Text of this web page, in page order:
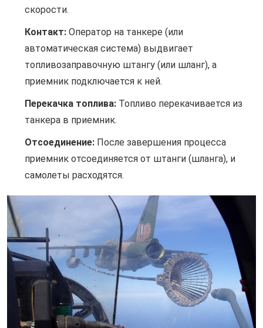
скорости.
Контакт: Оператор на танкере (или
автоматическая система) выдвигает
топливозаправочную штангу (или шланг), а
приемник подключается к ней.
Перекачка топлива: Топливо перекачивается из
танкера в приемник.
Отсоединение: После завершения процесса
приемник отсоединяется от штанги (шланга), и
самолеты расходятся.